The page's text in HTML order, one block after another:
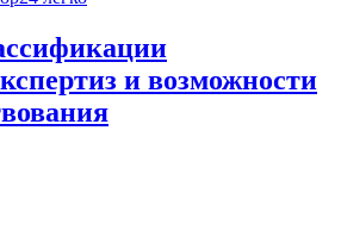
и возможности